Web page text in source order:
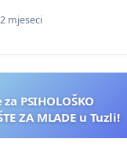
mjeseci
PSIHOLOŠKO
ZA MLADE u Tuzli!